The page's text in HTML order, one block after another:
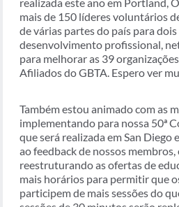
realizada este ano em Portland,
mais de 150 líderes voluntários
de várias partes do país para dois
desenvolvimento profissional,
para melhorar as 39
Afiliados do GBTA. Espero ver
Também estou animado com as
implementando para nossa 50ª
que será realizada em San Diego
ao feedback de nossos membros,
reestruturando as ofertas de
mais horários para permitir que
participem de mais sessões do